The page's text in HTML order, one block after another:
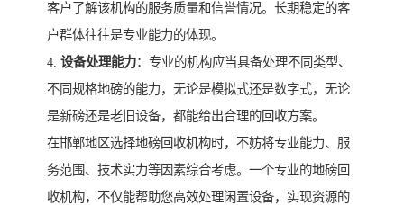
客户了解该机构的服务质量和信誉情况。长期稳定的客
户群体往往是专业能力的体现。
4. 设备处理能力：专业的机构应当具备处理不同类型、
不同规格地磅的能力，无论是模拟式还是数字式，无论
是新磅还是老旧设备，都能给出合理的回收方案。
在邯郸地区选择地磅回收机构时，不妨将专业能力、服
务范围、技术实力等因素综合考虑。一个专业的地磅回
收机构，不仅能帮助您高效处理闲置设备，实现资源的